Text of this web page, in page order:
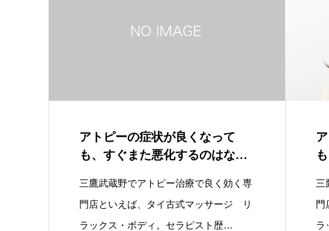
アトピーの症状が良くなって
も、すぐまた悪化するのはなぜ
三鷹武蔵野でアトピー治療で良く効く専
門店といえば、タイ古式マッサージ リ
ラックス・ボディ。セラピスト歴…
三
門
ラ